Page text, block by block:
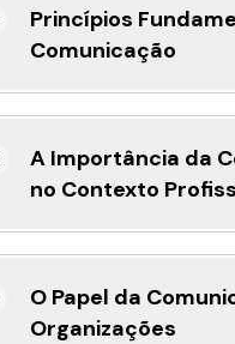
Princípios
Comunicação
A Importância da
no Contexto
O Papel da
Organizações